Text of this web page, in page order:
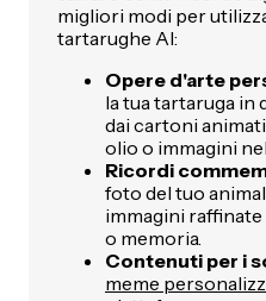
migliori modi per
tartarughe AI:
Opere d'arte
la tua tartaruga in
dai cartoni
olio o immagini
Ricordi
foto del tuo
immagini
o memoria.
Contenuti per i
meme